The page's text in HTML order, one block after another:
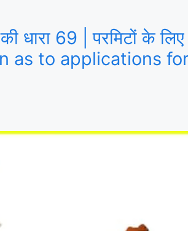
की धारा 69 | परमिटों
as to applications